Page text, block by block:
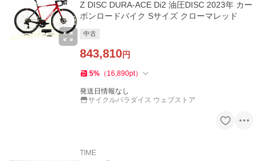
Z DISC DURA-ACE Di2 油圧DISC 2023年 カー
ボンロードバイク Sサイズ クローマレッド
中古
843,810円
5% （ 16,890pt）
発送日情報なし
サイクルパラダイス ウェブストア
TIME